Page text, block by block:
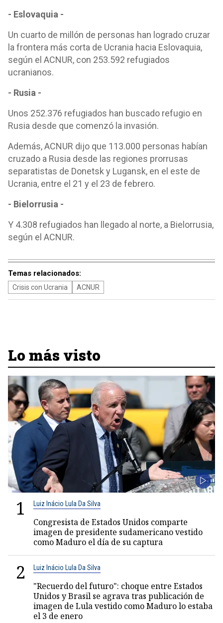
- Eslovaquia -
Un cuarto de millón de personas han logrado cruzar
la frontera más corta de Ucrania hacia Eslovaquia,
según el ACNUR, con 253.592 refugiados
ucranianos.
- Rusia -
Unos 252.376 refugiados han buscado refugio en
Rusia desde que comenzó la invasión.
Además, ACNUR dijo que 113.000 personas habían
cruzado a Rusia desde las regiones prorrusas
separatistas de Donetsk y Lugansk, en el este de
Ucrania, entre el 21 y el 23 de febrero.
- Bielorrusia -
Y 4.308 refugiados han llegado al norte, a Bielorrusia,
según el ACNUR.
Temas relacionados:
Crisis con Ucrania ACNUR
Lo más visto
1 Luiz Inácio Lula Da Silva
Congresista de Estados Unidos comparte
imagen de presidente sudamericano vestido
como Maduro el día de su captura
2 Luiz Inácio Lula Da Silva
"Recuerdo del futuro": choque entre Estados
Unidos y Brasil se agrava tras publicación de
imagen de Lula vestido como Maduro lo estaba
el 3 de enero